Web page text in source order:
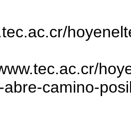
camino-